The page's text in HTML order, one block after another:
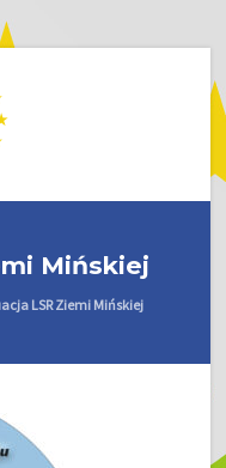
Mińskiej
LSR Ziemi Mińskiej